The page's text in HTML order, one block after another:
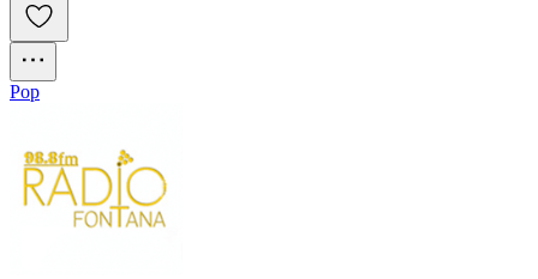
Pop